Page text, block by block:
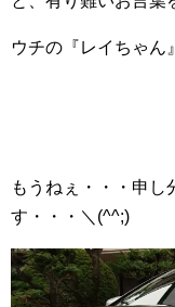
ウチの『レイちゃん
もうねぇ・・・申し
す・・・＼(^^;)ゞ